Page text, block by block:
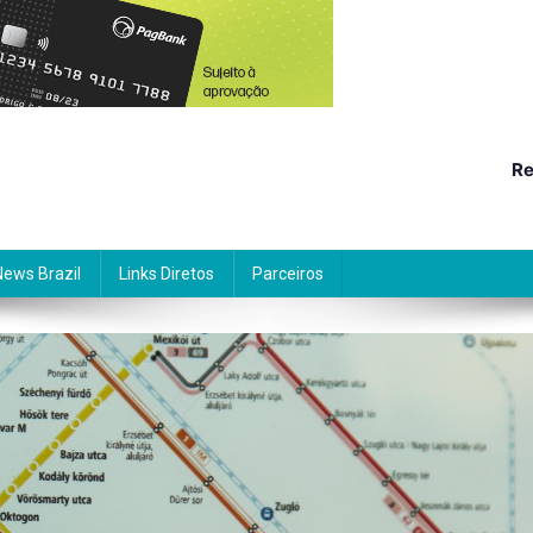
Brazil Links Diretos Parceiros